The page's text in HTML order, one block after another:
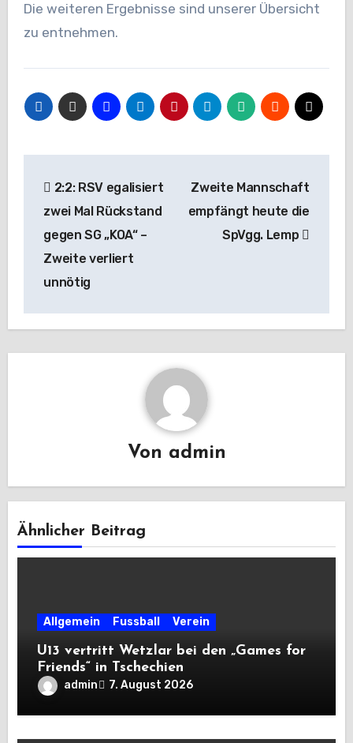
Die weiteren Ergebnisse sind unserer Übersicht
zu entnehmen.
2:2: RSV egalisiert
zwei Mal Rückstand
gegen SG „KOA“ –
Zweite verliert
unnötig
Zweite Mannschaft
empfängt heute die
SpVgg. Lemp
Von admin
Ähnlicher Beitrag
Allgemein Fussball Verein
U13 vertritt Wetzlar bei den „Games for
Friends“ in Tschechien
admin 7. August 2026